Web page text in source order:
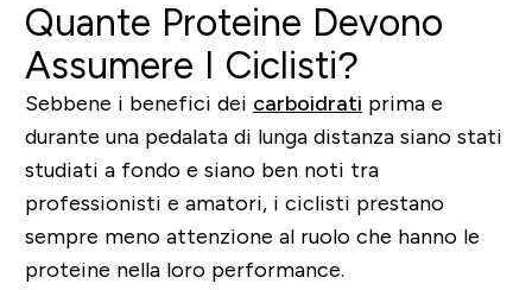
Quante Proteine Devono
Assumere I Ciclisti?
Sebbene i benefici dei carboidrati prima e
durante una pedalata di lunga distanza siano stati
studiati a fondo e siano ben noti tra
professionisti e amatori, i ciclisti prestano
sempre meno attenzione al ruolo che hanno le
proteine nella loro performance.